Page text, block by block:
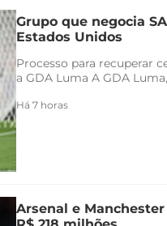
Grupo que negocia
Estados Unidos
Processo para recuperar
a GDA Luma A GDA
Há 7 horas
Arsenal e